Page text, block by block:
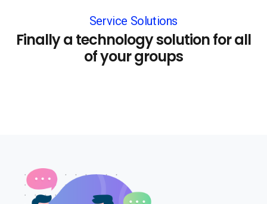
Service Solutions
Finally a technology solution for all
of your groups